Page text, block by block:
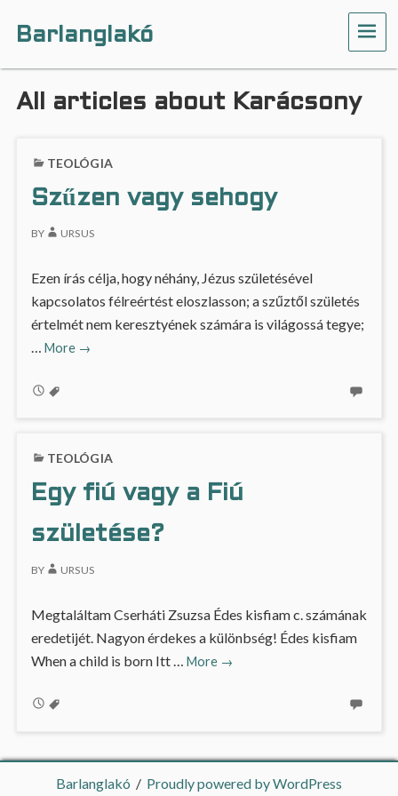
Barlanglakó
All articles about Karácsony
TEOLÓGIA
Szűzen vagy sehogy
BY URSUS
Ezen írás célja, hogy néhány, Jézus születésével
kapcsolatos félreértést eloszlasson; a szűztől születés
értelmét nem keresztyének számára is világossá tegye;
… More
Szűzen
→
TEOLÓGIA
Egy fiú vagy a Fiú
születése?
BY URSUS
Megtaláltam Cserháti Zsuzsa Édes kisfiam c. számának
eredetijét. Nagyon érdekes a különbség! Édes kisfiam
When a child is born Itt … More
Egy
születése?
→
Barlanglakó Proudly powered by WordPress